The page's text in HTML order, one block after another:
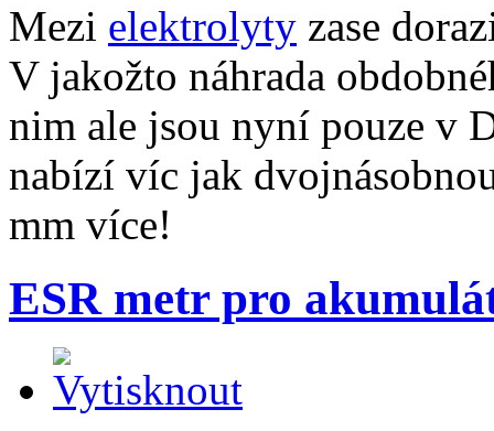
Mezi elektrolyty zase
V jakožto náhrada
nim ale jsou nyní pouze v
nabízí víc jak
mm více!
ESR metr pro